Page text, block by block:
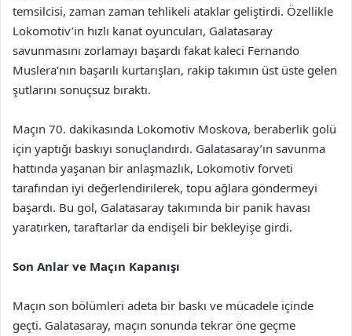
temsilcisi, zaman zaman tehlikeli ataklar geliştirdi. Özellikle
Lokomotiv’in hızlı kanat oyuncuları, Galatasaray
savunmasını zorlamayı başardı fakat kaleci Fernando
Muslera’nın başarılı kurtarışları, rakip takımın üst üste gelen
şutlarını sonuçsuz bıraktı.
Maçın 70. dakikasında Lokomotiv Moskova, beraberlik golü
için yaptığı baskıyı sonuçlandırdı. Galatasaray’ın savunma
hattında yaşanan bir anlaşmazlık, Lokomotiv forveti
tarafından iyi değerlendirilerek, topu ağlara göndermeyi
başardı. Bu gol, Galatasaray takımında bir panik havası
yaratırken, taraftarlar da endişeli bir bekleyişe girdi.
Son Anlar ve Maçın Kapanışı
Maçın son bölümleri adeta bir baskı ve mücadele içinde
geçti. Galatasaray, maçın sonunda tekrar öne geçme